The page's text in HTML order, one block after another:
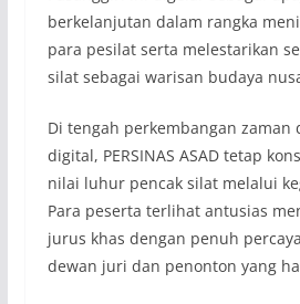
berkelanjutan dalam rangka
para pesilat serta melestarikan
silat sebagai warisan budaya
Di tengah perkembangan zaman
digital, PERSINAS ASAD tetap
nilai luhur pencak silat melalui
Para peserta terlihat antusias
jurus khas dengan penuh
dewan juri dan penonton yang